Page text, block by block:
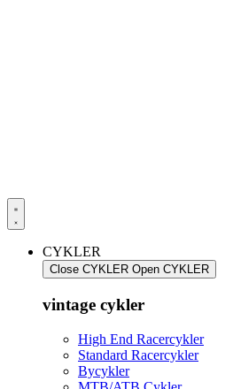
CYKLER
Close CYKLER Open CYKLER
vintage cykler
High End Racercykler
Standard Racercykler
Bycykler